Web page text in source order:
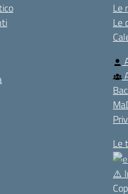
Le
Le
Le
⚠️